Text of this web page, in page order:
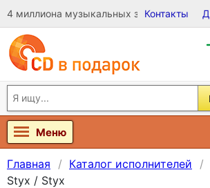
4 миллиона музыкальных записей на
Контакты
Меню
Главная Каталог исполнителей
Styx / Styx